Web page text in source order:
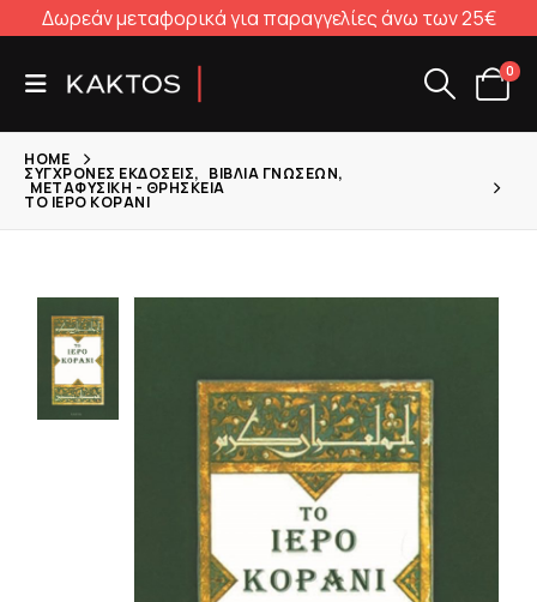
Δωρεάν μεταφορικά για παραγγελίες άνω των 25€
0
HOME
ΣΎΓΧΡΟΝΕΣ ΕΚΔΌΣΕΙΣ, ΒΙΒΛΊΑ ΓΝΏΣΕΩΝ,
ΜΕΤΑΦΥΣΙΚΉ - ΘΡΗΣΚΕΊΑ
ΤΟ ΙΕΡΌ ΚΟΡΆΝΙ